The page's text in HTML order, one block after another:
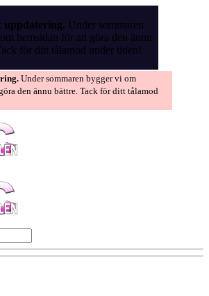
uppdatering. Under sommaren
hemsidan för att göra den ännu
för ditt tålamod under tiden!
Under sommaren bygger vi om
den ännu bättre. Tack för ditt tålamod